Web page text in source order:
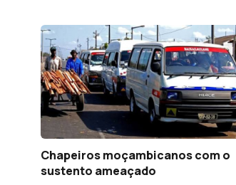
Chapeiros moçambicanos com o
sustento ameaçado